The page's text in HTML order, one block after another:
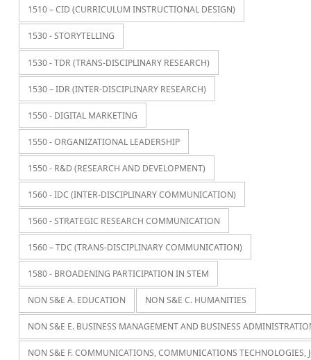
1510 – CID (CURRICULUM INSTRUCTIONAL DESIGN)
1530 - STORYTELLING
1530 - TDR (TRANS-DISCIPLINARY RESEARCH)
1530 – IDR (INTER-DISCIPLINARY RESEARCH)
1550 - DIGITAL MARKETING
1550 - ORGANIZATIONAL LEADERSHIP
1550 - R&D (RESEARCH AND DEVELOPMENT)
1560 - IDC (INTER-DISCIPLINARY COMMUNICATION)
1560 - STRATEGIC RESEARCH COMMUNICATION
1560 – TDC (TRANS-DISCIPLINARY COMMUNICATION)
1580 - BROADENING PARTICIPATION IN STEM
NON S&E A. EDUCATION NON S&E C. HUMANITIES
NON S&E E. BUSINESS MANAGEMENT AND BUSINESS
NON S&E F. COMMUNICATIONS, COMMUNICATIONS TECHNOLOGIES,